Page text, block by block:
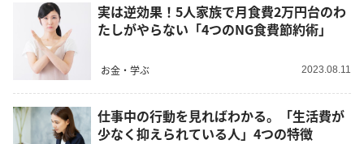
実は逆効果！5人家族で月食費2万円台のわ
たしがやらない「4つのNG食費節約術」
お金・学ぶ 2023.08.11
仕事中の行動を見ればわかる。「生活費が
少なく抑えられている人」4つの特徴